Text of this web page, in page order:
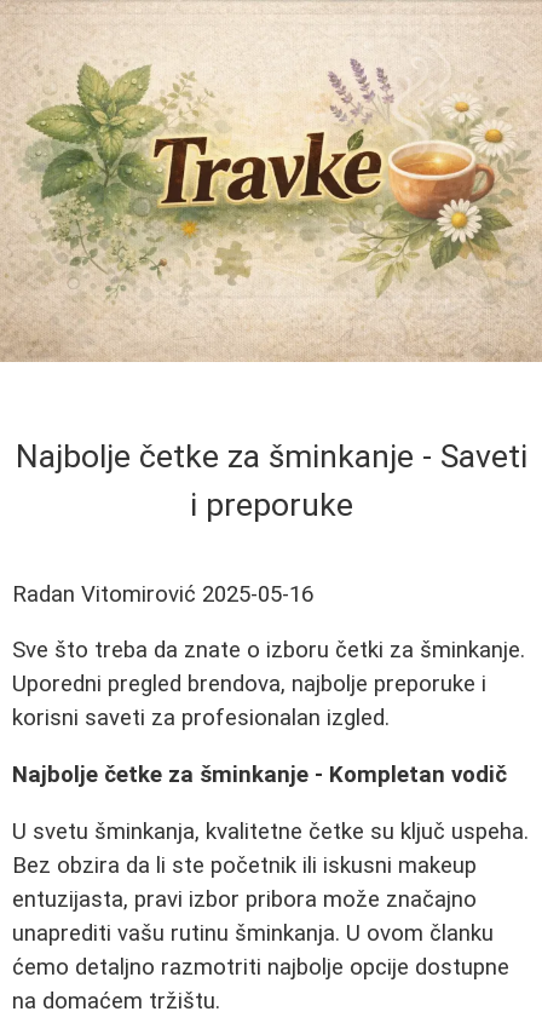
Najbolje četke za šminkanje - Saveti
i preporuke
Radan Vitomirović 2025-05-16
Sve što treba da znate o izboru četki za šminkanje.
Uporedni pregled brendova, najbolje preporuke i
korisni saveti za profesionalan izgled.
Najbolje četke za šminkanje - Kompletan vodič
U svetu šminkanja, kvalitetne četke su ključ uspeha.
Bez obzira da li ste početnik ili iskusni makeup
entuzijasta, pravi izbor pribora može značajno
unaprediti vašu rutinu šminkanja. U ovom članku
ćemo detaljno razmotriti najbolje opcije dostupne
na domaćem tržištu.